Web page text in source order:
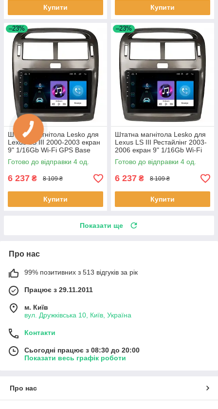
Купити Купити
–23%
Штатна магнітола Lesko для
Lexus LS III 2000-2003 екран
9" 1/16Gb Wi-Fi GPS Base
Лексус 4 шт.
Готово до відправки 4 од.
6 237 ₴ 8 109 ₴
Купити
–23%
Штатна магнітола Lesko для
Lexus LS III Рестайлінг 2003-
2006 екран 9" 1/16Gb Wi-Fi
GPS Base 4 шт.
Готово до відправки 4 од.
6 237 ₴ 8 109 ₴
Купити
Показати ще
Про нас
99% позитивних з 513 відгуків за рік
Працює з 29.11.2011
м. Київ
вул. Дружківська 10, Київ, Україна
Контакти
Сьогодні працює з 08:30 до 20:00
Показати весь графік роботи
Про нас